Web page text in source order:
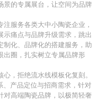
景的专属展台，让空间为品牌
服务各类大中小陶瓷企业，
示痛点与品牌升级需求，跳出
制化、品牌化的搭建服务，助
出圈，扎实树立专属品牌形
，拒绝流水线模板化复刻。
、产品定位与招商需求，针对
对高端陶瓷品牌，以极简轻奢